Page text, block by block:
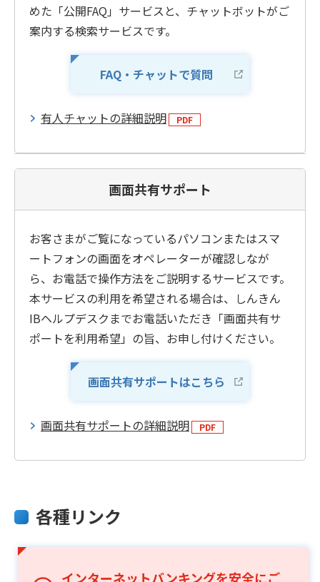
めた「公開FAQ」サービスと、チャットボットがご
案内する検索サービスです。
FAQ・チャットで質問
有人チャットの詳細説明
画面共有サポート
お客さまがご覧になっているパソコンまたはスマ
ートフォンの画面をオペレーターが確認しなが
ら、お電話で操作方法をご説明するサービスです。
本サービスの利用を希望される場合は、しんきん
IBヘルプデスクまでお電話いただき「画面共有サ
ポートを利用希望」の旨、お申し付けください。
画面共有サポートはこちら
画面共有サポートの詳細説明
各種リンク
インターネットバンキングを安全にご